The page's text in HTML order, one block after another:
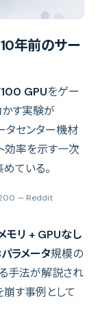
年前のサー
GPUをゲー
かす実験が
タセンター機材
効率を示す一次
ている。
— Reddit
リ + GPUなし
ラメータ規模の
手法が解説され
崩す事例として